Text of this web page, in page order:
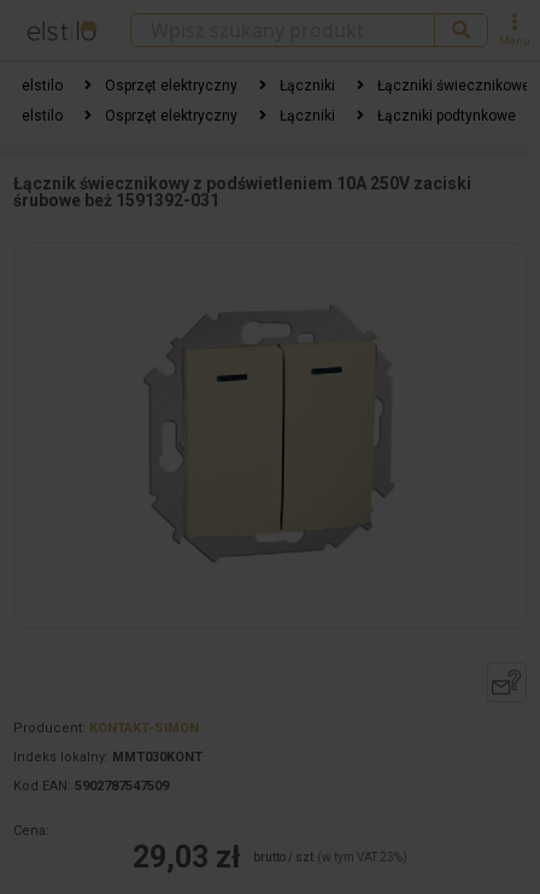
Menu
elstilo Osprzęt elektryczny Łączniki
Łączniki świecznikowe
elstilo
Osprzęt elektryczny Łączniki Łączniki podtynkowe
Łącznik świecznikowy z podświetleniem 10A 250V zaciski
śrubowe beż 1591392-031
Producent: KONTAKT-SIMON
Indeks lokalny: MMT030KONT
Kod EAN: 5902787547509
Cena:
29,03 zł brutto / szt. (w tym VAT 23%)